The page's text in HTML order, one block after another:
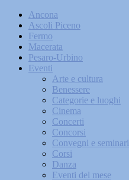
Ancona
Ascoli Piceno
Fermo
Macerata
Pesaro-Urbino
Eventi
Arte e cultura
Benessere
Categorie e luoghi
Cinema
Concerti
Concorsi
Convegni e seminari
Corsi
Danza
Eventi del mese